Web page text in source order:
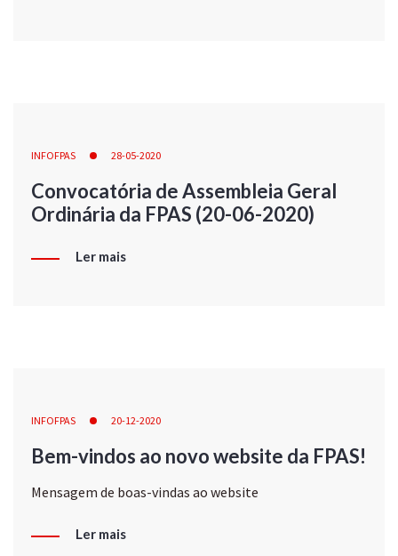
INFOFPAS 28-05-2020
Convocatória de Assembleia Geral
Ordinária da FPAS (20-06-2020)
Ler mais
INFOFPAS 20-12-2020
Bem-vindos ao novo website da FPAS!
Mensagem de boas-vindas ao website
Ler mais